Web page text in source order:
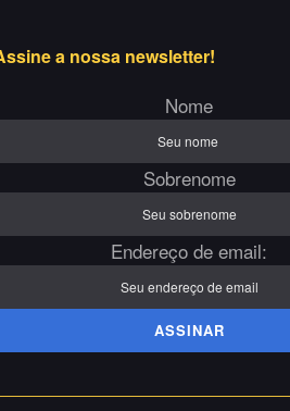
a nossa newsletter!
Nome
Sobrenome
Endereço de email: